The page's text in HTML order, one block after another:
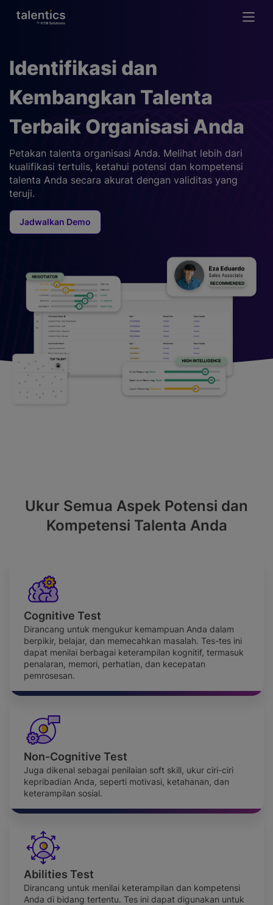
Identifikasi dan
Kembangkan Talenta
Terbaik Organisasi Anda
Petakan talenta organisasi Anda. Melihat lebih dari
kualifikasi tertulis, ketahui potensi dan kompetensi
talenta Anda secara akurat dengan validitas yang
teruji.
Jadwalkan Demo
Ukur Semua Aspek Potensi dan
Kompetensi Talenta Anda
Cognitive Test
Dirancang untuk mengukur kemampuan Anda dalam
berpikir, belajar, dan memecahkan masalah. Tes-tes ini
dapat menilai berbagai keterampilan kognitif, termasuk
penalaran, memori, perhatian, dan kecepatan
pemrosesan.
Non-Cognitive Test
Juga dikenal sebagai penilaian soft skill, ukur ciri-ciri
kepribadian Anda, seperti motivasi, ketahanan, dan
keterampilan sosial.
Abilities Test
Dirancang untuk menilai keterampilan dan kompetensi
Anda di bidang tertentu. Tes ini dapat digunakan untuk